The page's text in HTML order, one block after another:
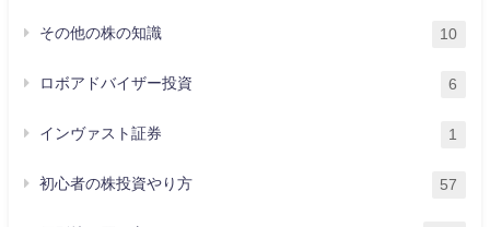
その他の株の知識 10
ロボアドバイザー投資 6
インヴァスト証券 1
初心者の株投資やり方 57